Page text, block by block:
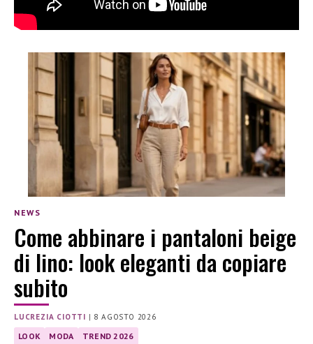
NEWS
Come abbinare i pantaloni beige
di lino: look eleganti da copiare
subito
LUCREZIA CIOTTI | 8 AGOSTO 2026
LOOK MODA TREND 2026